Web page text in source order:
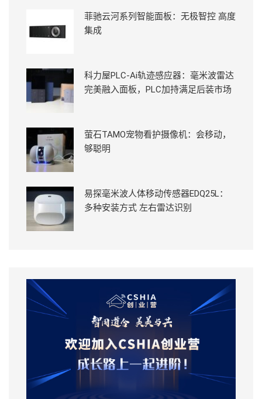
菲驰云河系列智能面板：无极智控 高度
集成
科力屋PLC-Ai轨迹感应器：毫米波雷达
完美融入面板，PLC加持满足后装市场
萤石TAMO宠物看护摄像机：会移动，
够聪明
易探毫米波人体移动传感器EDQ25L：
多种安装方式 左右雷达识别